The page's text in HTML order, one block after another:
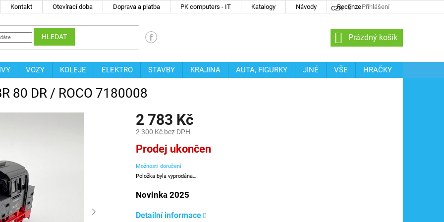
Kontakt Otevírací doba Doprava a platba PK computers - IT Katalogy Návody Recenze
CZK Přihlášení
HLEDAT
NÁKUPNÍ
KOŠÍK
Prázdný košík
VOZY KOLEJE ELEKTRO STAVBY KRAJINA AUTA, FIGURKY JINÉ VŠE
HRAČKY
80 DR / ROCO 7180008
2 783 Kč
2 300 Kč bez DPH
Měrná
cena:
Prodej ukončen
Možnosti doručení
Položka byla vyprodána…
Novinka 2025
Detailní informace